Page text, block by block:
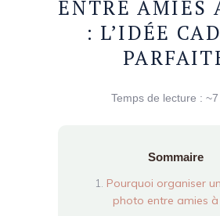
ENTRE AMIES
: L’IDÉE
Temps de lecture :
Sommaire
Pourquoi organiser
photo entre amies à